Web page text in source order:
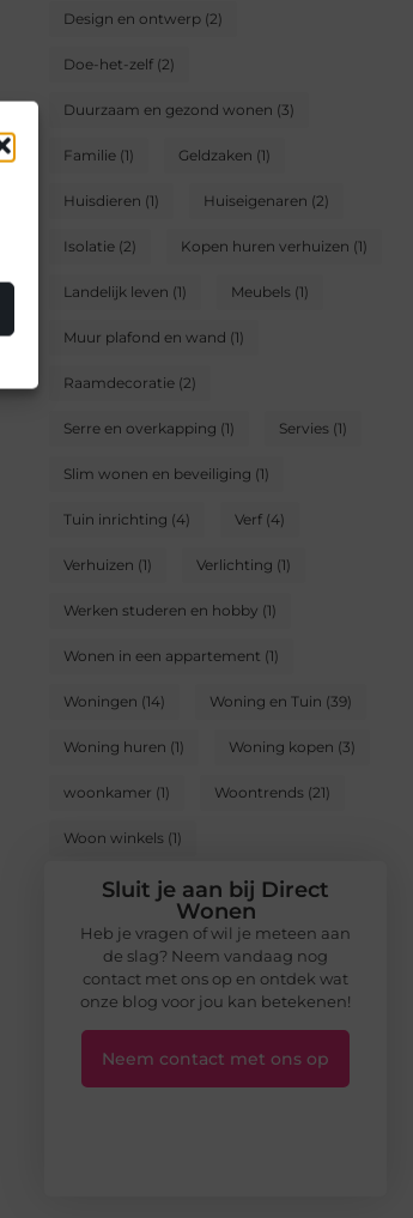
Design en ontwerp (2)
Doe-het-zelf (2)
Duurzaam en gezond wonen (3)
Familie (1) Geldzaken (1)
Huisdieren (1) Huiseigenaren (2)
Isolatie (2) Kopen huren verhuizen (1)
Landelijk leven (1) Meubels (1)
Muur plafond en wand (1)
Raamdecoratie (2)
Serre en overkapping (1) Servies (1)
Slim wonen en beveiliging (1)
Tuin inrichting (4) Verf (4)
Verhuizen (1) Verlichting (1)
Werken studeren en hobby (1)
Wonen in een appartement (1)
Woningen (14) Woning en Tuin (39)
Woning huren (1) Woning kopen (3)
woonkamer (1) Woontrends (21)
Woon winkels (1)
Sluit je aan bij Direct
Wonen
Heb je vragen of wil je meteen aan
de slag? Neem vandaag nog
contact met ons op en ontdek wat
onze blog voor jou kan betekenen!
Neem contact met ons op